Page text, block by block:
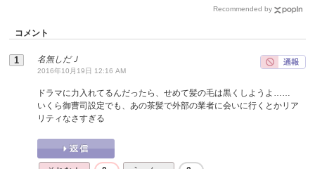
Recommended by
コメント
名無しだＪ
2016年10月19日 12:16 AM
ドラマに力入れてるんだったら、せめて髪の毛は黒くしようよ……
いくら御曹司設定でも、あの茶髪で外部の業者に会いに行くとかリア
リティなさすぎる